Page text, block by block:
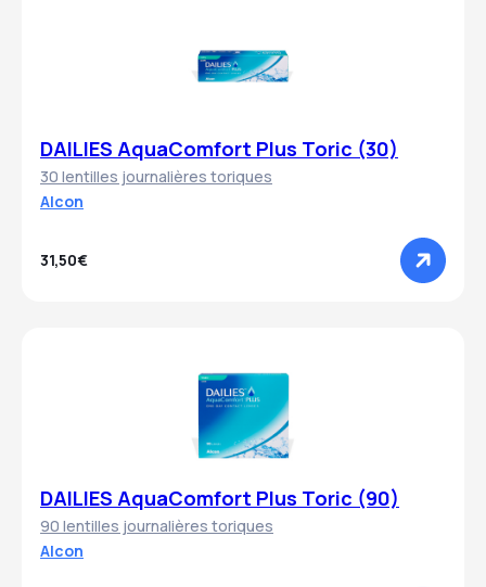
DAILIES AquaComfort Plus Toric (30)
30 lentilles journalières toriques
Alcon
31,50€
DAILIES AquaComfort Plus Toric (90)
90 lentilles journalières toriques
Alcon